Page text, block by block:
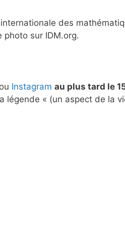
des
photo sur IDM.org.
ou Instagram au plus tard le
légende « (un aspect de la